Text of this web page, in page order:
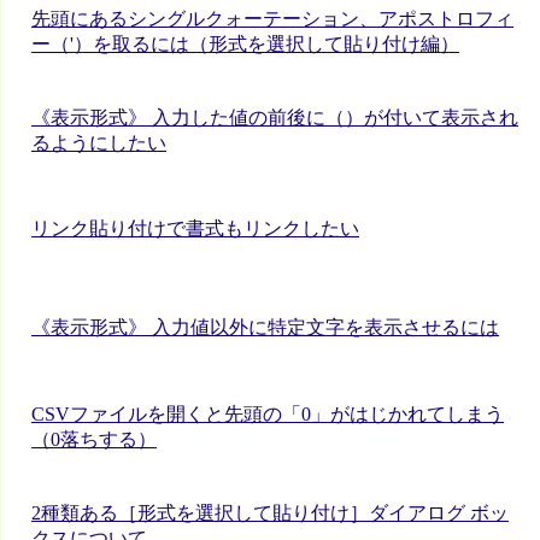
先頭にあるシングルクォーテーション、アポストロフィ
ー（'）を取るには（形式を選択して貼り付け編）
《表示形式》 入力した値の前後に（）が付いて表示され
るようにしたい
リンク貼り付けで書式もリンクしたい
《表示形式》 入力値以外に特定文字を表示させるには
CSVファイルを開くと先頭の「0」がはじかれてしまう
（0落ちする）
2種類ある［形式を選択して貼り付け］ダイアログ ボッ